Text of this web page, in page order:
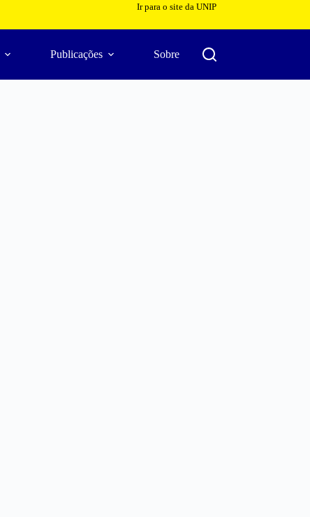
Ir para o site da UNIP
Publicações Sobre